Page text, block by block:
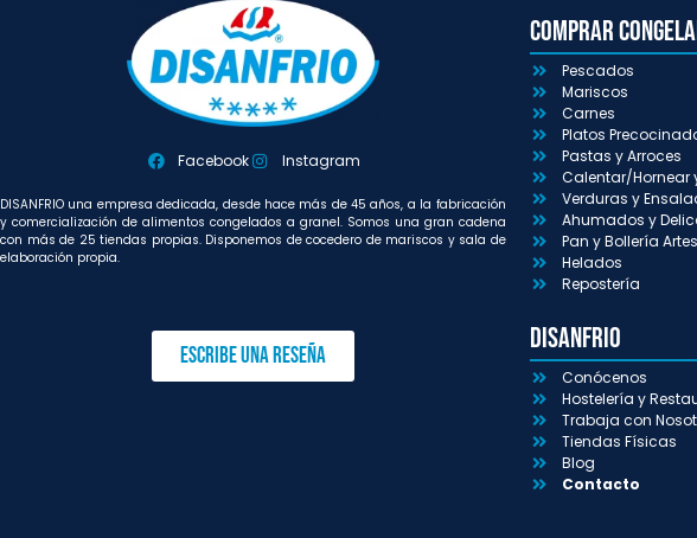
Facebook Instagram
DISANFRIO una empresa dedicada, desde hace más de 45 años, a la fabricación
y comercialización de alimentos congelados a granel. Somos una gran cadena
con más de 25 tiendas propias. Disponemos de cocedero de mariscos y sala de
elaboración propia.
Escribe una reseña
Comprar
Pescados
Mariscos
Carnes
Platos
Pastas y Arroces
Calentar/Hornear
Verduras y
Ahumados y
Pan y Bollería
Helados
Repostería
Disanfrio
Conócenos
Hostelería y
Trabaja con
Tiendas Físicas
Blog
Contacto